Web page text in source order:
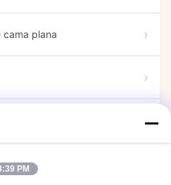
cama plana
PM